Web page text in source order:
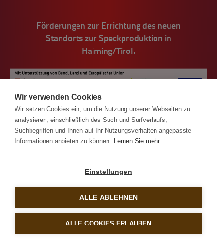
Förderungen zur Errichtung des neuen
Standorts zur Speckproduktion in
Haiming/Tirol.
AGB
Datenschutz
Wir verwenden Cookies
Wir setzen Cookies ein, um die Nutzung unserer Webseiten zu
analysieren, einschließlich des Such und Surfverlaufs,
Suchbegriffen und Ihnen auf Ihr Nutzungsverhalten angepasste
Informationen anbieten zu können. Lernen Sie mehr
Einstellungen
ALLE ABLEHNEN
ALLE COOKIES ERLAUBEN